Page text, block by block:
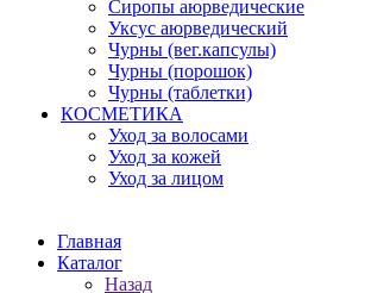
Сиропы аюрведические
Уксус аюрведический
Чурны (вег.капсулы)
Чурны (порошок)
Чурны (таблетки)
КОСМЕТИКА
Уход за волосами
Уход за кожей
Уход за лицом
Главная
Каталог
Назад